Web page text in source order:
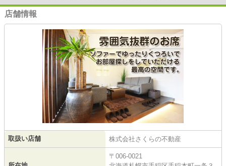
店舗情報
取扱い店舗 株式会社さくらの不動産
〒006-0021